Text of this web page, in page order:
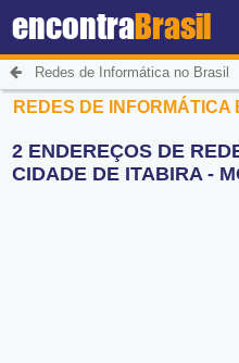
encontraBrasil
Redes de Informática no Brasil
REDES DE
2 ENDEREÇOS DE
CIDADE DE ITABIRA -